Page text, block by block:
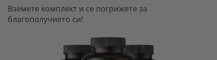
Вземете комплект и се погрижете за
благополучието си!